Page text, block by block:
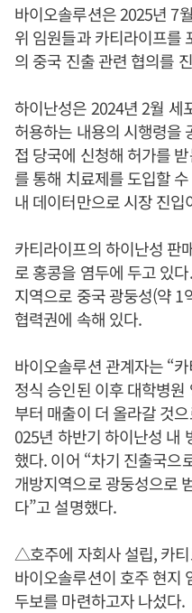
바이오솔루션은 2025년 7
위 임원들과 카티라이프를
의 중국 진출 관련 협의를
하이난성은 2024년 2월 세
허용하는 내용의 시행령을
접 당국에 신청해 허가를
를 통해 치료제를 도입할
내 데이터만으로 시장 진
카티라이프의 하이난성 판
로 홍콩을 염두에 두고 있
지역으로 중국 광둥성(약 1
협력권에 속해 있다.
바이오솔루션 관계자는 “
정식 승인된 이후 대학병
부터 매출이 더 올라갈 것
025년 하반기 하이난성 내
했다. 이어 “차기 진출국으
개방지역으로 광둥성으로
다”고 설명했다.
△호주에 자회사 설립, 카
바이오솔루션이 호주 현지
두보를 마련하고자 나섰다.